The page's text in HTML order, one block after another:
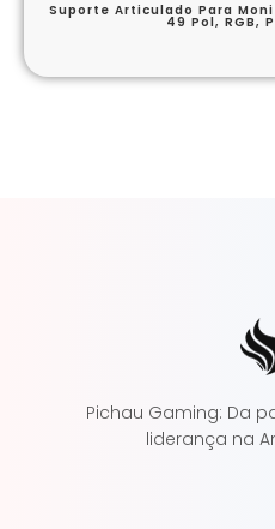
Suporte Articulado Para
49 Pol, RGB,
Pichau Gaming: Da
liderança na